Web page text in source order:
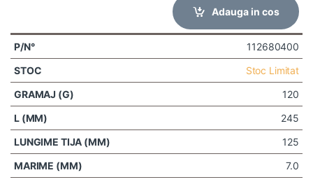
Adauga in cos
112680400
Stoc Limitat
120
245
125
7.0